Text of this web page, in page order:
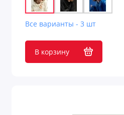
Все варианты - 3 шт
В корзину